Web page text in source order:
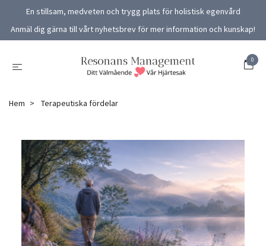
En stillsam, medveten och trygg plats för holistisk egenvård
Anmäl dig gärna till vårt nyhetsbrev för mer information och kunskap!
0
Hem Terapeutiska fördelar